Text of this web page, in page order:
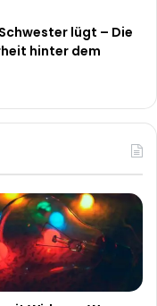
lügt – Die
hinter dem